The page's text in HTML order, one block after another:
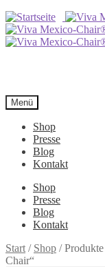
Menü
Shop
Presse
Blog
Kontakt
Shop
Presse
Blog
Kontakt
Start / Shop /
Chair“